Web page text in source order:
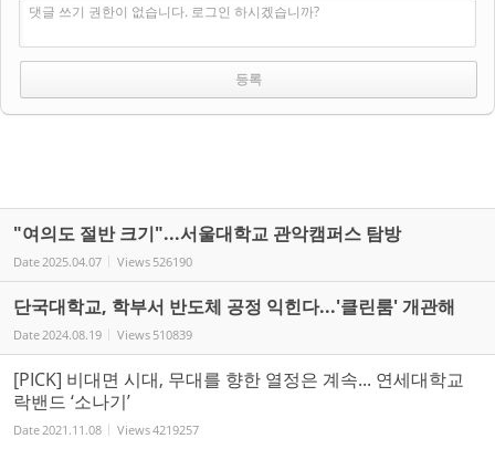
댓글 쓰기 권한이 없습니다. 로그인 하시겠습니까?
"여의도 절반 크기"...서울대학교 관악캠퍼스 탐방
Date 2025.04.07 Views 526190
단국대학교, 학부서 반도체 공정 익힌다...'클린룸' 개관해
Date 2024.08.19 Views 510839
[PICK] 비대면 시대, 무대를 향한 열정은 계속... 연세대학교
락밴드 ‘소나기’
Date 2021.11.08 Views4219257